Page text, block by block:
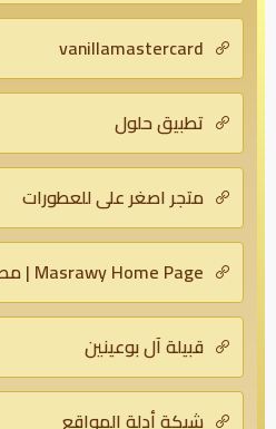
vanillamastercard
تطبيق حلول
متجر اصغر علي للعطورات
Masrawy Home Page | مصراوي
قبيلة آل بوعينين
شبكة أدلة المواقع